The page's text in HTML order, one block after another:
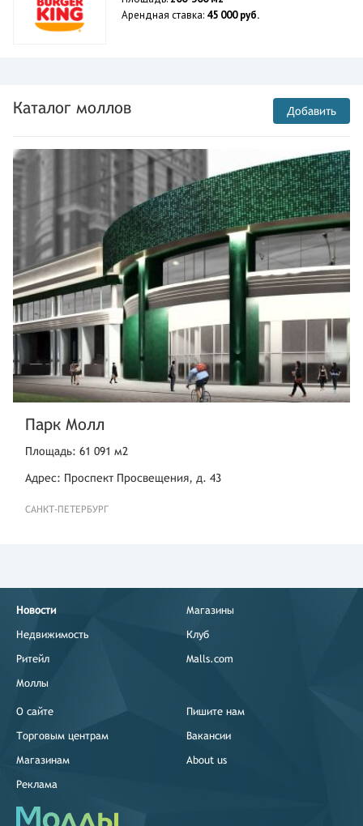
Арендная ставка: 45 000 руб.
Каталог моллов Добавить
Парк Молл
Площадь: 61 091 м2
Адрес: Проспект Просвещения, д. 43
САНКТ-ПЕТЕРБУРГ
Новости
Недвижимость
Ритейл
Моллы
Магазины
Клуб
Malls.com
О сайте
Торговым центрам
Магазинам
Реклама
Пишите нам
Вакансии
About us